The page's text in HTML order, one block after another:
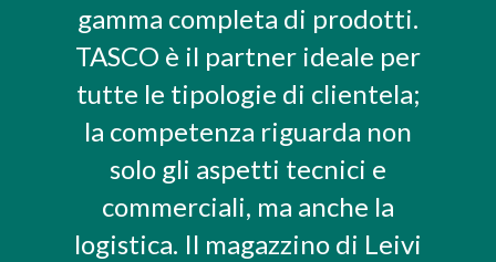
gamma completa di prodotti.
TASCO è il partner ideale per
tutte le tipologie di clientela;
la competenza riguarda non
solo gli aspetti tecnici e
commerciali, ma anche la
logistica. Il magazzino di Leivi